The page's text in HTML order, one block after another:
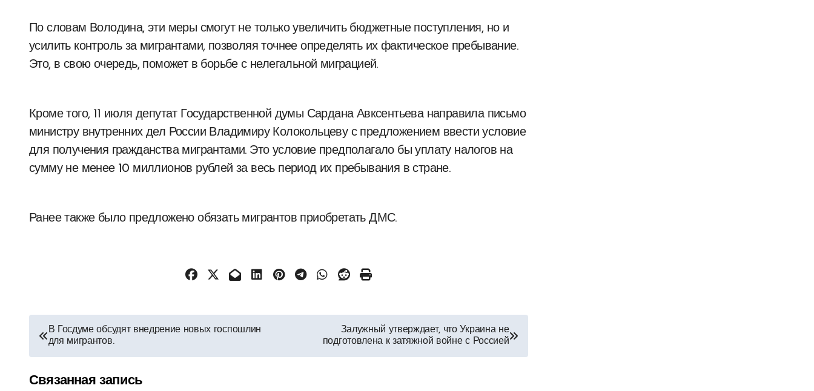
По словам Володина, эти меры смогут не только увеличить бюджетные поступления, но и
усилить контроль за мигрантами, позволяя точнее определять их фактическое пребывание.
Это, в свою очередь, поможет в борьбе с нелегальной миграцией.
Кроме того, 11 июля депутат Государственной думы Сардана Авксентьева направила письмо
министру внутренних дел России Владимиру Колокольцеву с предложением ввести условие
для получения гражданства мигрантами. Это условие предполагало бы уплату налогов на
сумму не менее 10 миллионов рублей за весь период их пребывания в стране.
Ранее также было предложено обязать мигрантов приобретать ДМС.
Навигация
по
записям
В Госдуме обсудят внедрение новых госпошлин
для мигрантов.
Залужный утверждает, что Украина не
подготовлена к затяжной войне с Россией
Связанная запись